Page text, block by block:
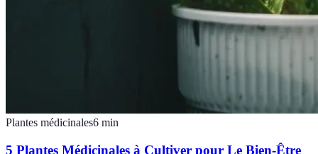
Plantes médicinales6 min
5 Plantes Médicinales à Cultiver pour Le Bien-Être